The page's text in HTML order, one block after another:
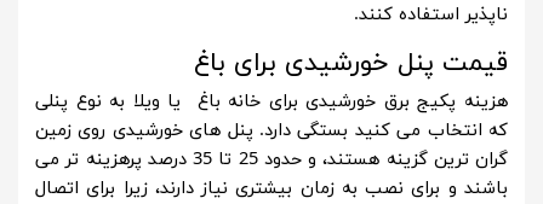
ناپذیر استفاده کنند.
قیمت پنل خورشیدی برای باغ
هزینه پکیج برق خورشیدی برای خانه باغ یا ویلا به نوع پنلی
که انتخاب می کنید بستگی دارد. پنل های خورشیدی روی زمین
گران ترین گزینه هستند، و حدود 25 تا 35 درصد پرهزینه تر می
باشند و برای نصب به زمان بیشتری نیاز دارند، زیرا برای اتصال